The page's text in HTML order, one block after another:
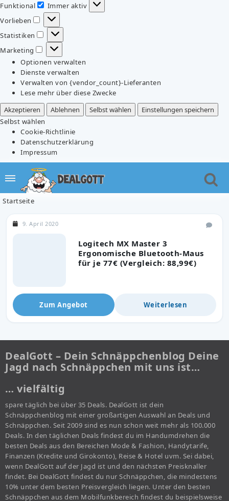
Funktional
Funktional
Immer aktiv
Vorlieben
Vorlieben
Statistiken
Statistiken
Marketing
Marketing
Optionen verwalten
Dienste verwalten
Verwalten von {vendor_count}-Lieferanten
Lese mehr über diese Zwecke
Akzeptieren
Ablehnen Selbst wählen
Einstellungen speichern
Selbst wählen
Cookie-Richtlinie
Datenschutzerklärung
Impressum
Startseite
Logitech MX Master 3
Ergonomische Bluetooth-Maus
für je 77€ (Vergleich: 88,99€)
9. April 2020
Zum Angebot Weiterlesen
DealGott – Dein Schnäppchenblog Deine
Jagd nach Schnäppchen mit uns ist…
… vielfältig
spare täglich bei über 35 Deals. DealGott ist dein
Schnäppchenblog mit einer großartigen Auswahl an Deals und
Schnäppchen. Seit 2009 sind es nun schon weit mehr als 100.000
Deals. In den täglichen Deals findest du im Handumdrehen die
besten Deals aus den Bereichen Mode & Fashion, Handytarife,
Finanzen (Kredite und Girokonto), Reise & Hotel uvm. Sei dabei,
wenn DealGott auf der Jagd ist und den nächsten Preisknaller
findet. Bei DealGott findest du nur Schnäppchen, die mindestens
10% unter dem besten Preisvergleich liegen. Unter den besten
Schnäppchen aus dem Mobilfunkbereich findest du beispielsweise